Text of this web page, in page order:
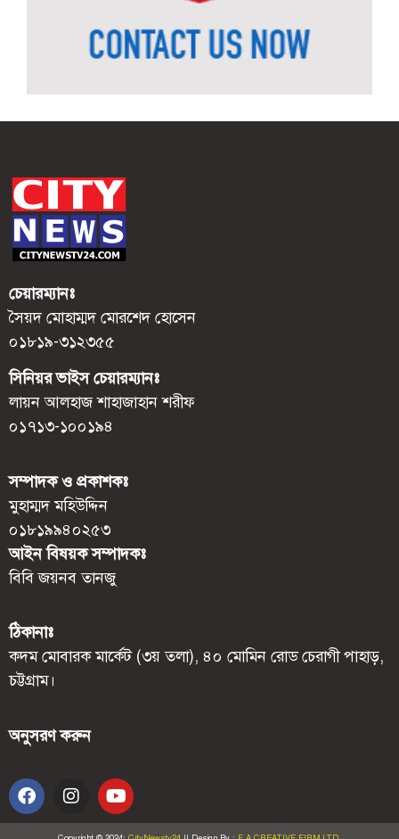
চেয়ারম্যানঃ
সৈয়দ মোহাম্মদ মোরশেদ হোসেন
০১৮১৯-৩১২৩৫৫
সিনিয়র ভাইস চেয়ারম্যানঃ
লায়ন আলহাজ শাহাজাহান শরীফ
০১৭১৩-১০০১৯৪
সম্পাদক ও প্রকাশকঃ
মুহাম্মদ মহিউদ্দিন
০১৮১৯৯৪০২৫৩
আইন বিষয়ক সম্পাদকঃ
বিবি জয়নব তানজু
ঠিকানাঃ
কদম মোবারক মার্কেট (৩য় তলা), ৪০ মোমিন রোড চেরাগী পাহাড়,
চট্টগ্রাম।
অনুসরণ করুন